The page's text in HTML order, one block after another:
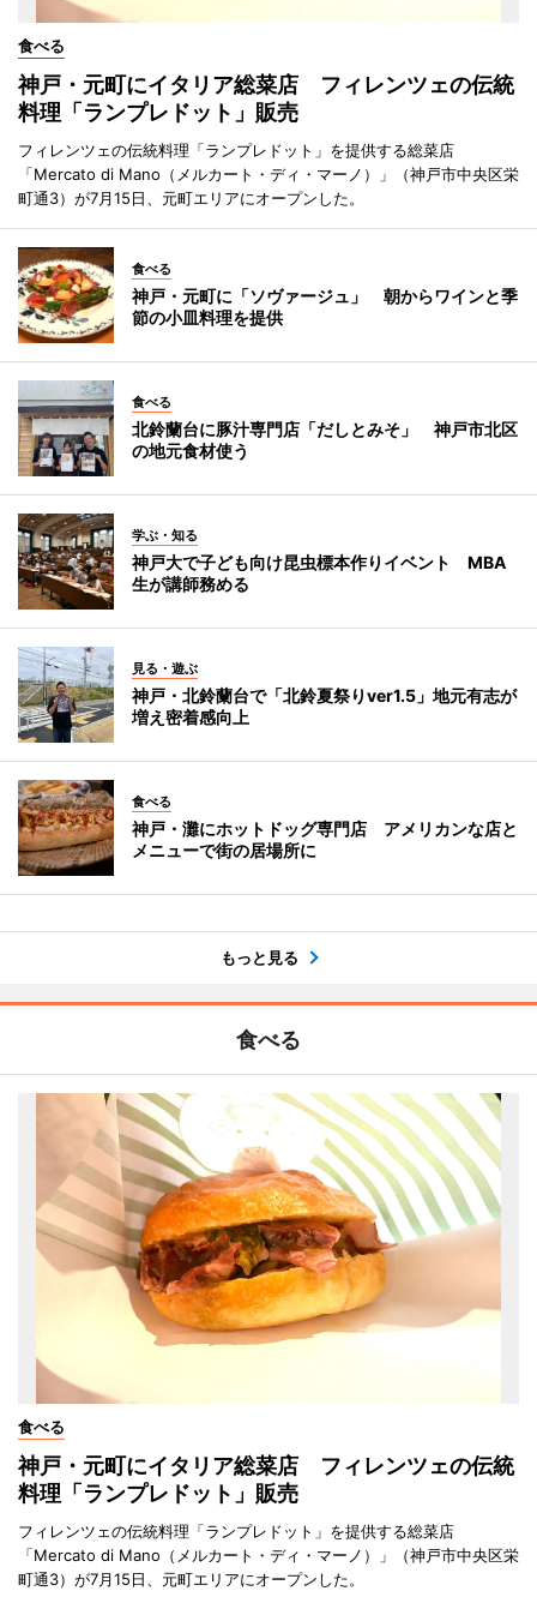
食べる
神戸・元町にイタリア総菜店 フィレンツェの伝統
料理「ランプレドット」販売
フィレンツェの伝統料理「ランプレドット」を提供する総菜店
「Mercato di Mano（メルカート・ディ・マーノ）」（神戸市中央区栄
町通3）が7月15日、元町エリアにオープンした。
食べる
神戸・元町に「ソヴァージュ」 朝からワインと季
節の小皿料理を提供
食べる
北鈴蘭台に豚汁専門店「だしとみそ」 神戸市北区
の地元食材使う
学ぶ・知る
神戸大で子ども向け昆虫標本作りイベント MBA
生が講師務める
見る・遊ぶ
神戸・北鈴蘭台で「北鈴夏祭りver1.5」地元有志が
増え密着感向上
食べる
神戸・灘にホットドッグ専門店 アメリカンな店と
メニューで街の居場所に
もっと見る
食べる
食べる
神戸・元町にイタリア総菜店 フィレンツェの伝統
料理「ランプレドット」販売
フィレンツェの伝統料理「ランプレドット」を提供する総菜店
「Mercato di Mano（メルカート・ディ・マーノ）」（神戸市中央区栄
町通3）が7月15日、元町エリアにオープンした。